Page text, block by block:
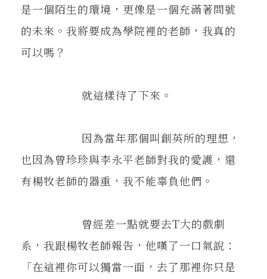
東華風景
是一個陌生的環境，更像是一個充滿著問號
的未來。我將要成為學院裡的老師，我真的
可以嗎？
就這樣待了下來。
因為當年那個叫創英所的理想，
也因為曾珍珍與李永平老師對我的愛護，還
有楊牧老師的器重，我不能辜負他們。
曾經差一點就要去T大的戲劇
系，我跟楊牧老師報告，他嘆了一口氣說：
「在這裡你可以獨當一面，去了那裡你只是